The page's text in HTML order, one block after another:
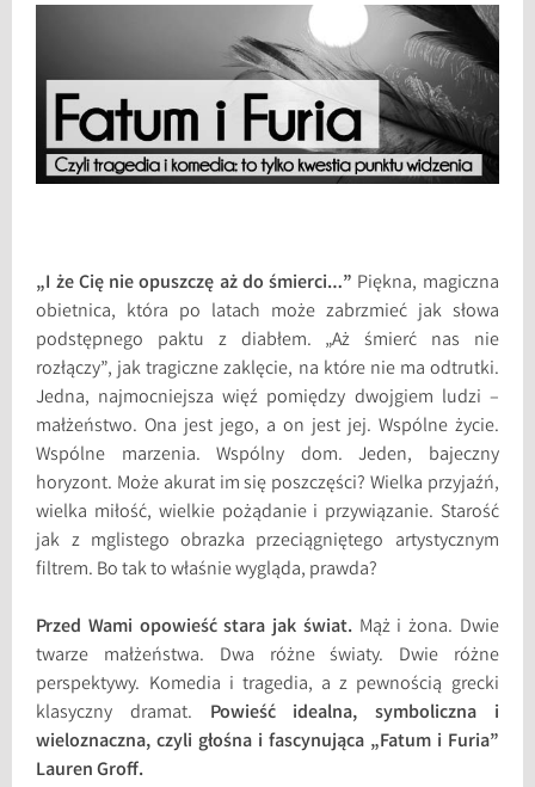
„I że Cię nie opuszczę aż do śmierci…” Piękna, magiczna
obietnica, która po latach może zabrzmieć jak słowa
podstępnego paktu z diabłem. „Aż śmierć nas nie
rozłączy”, jak tragiczne zaklęcie, na które nie ma odtrutki.
Jedna, najmocniejsza więź pomiędzy dwojgiem ludzi –
małżeństwo. Ona jest jego, a on jest jej. Wspólne życie.
Wspólne marzenia. Wspólny dom. Jeden, bajeczny
horyzont. Może akurat im się poszczęści? Wielka przyjaźń,
wielka miłość, wielkie pożądanie i przywiązanie. Starość
jak z mglistego obrazka przeciągniętego artystycznym
filtrem. Bo tak to właśnie wygląda, prawda?
Przed Wami opowieść stara jak świat.Mąż i żona. Dwie
twarze małżeństwa. Dwa różne światy. Dwie różne
perspektywy. Komedia i tragedia, a z pewnością grecki
klasyczny dramat. Powieść idealna, symboliczna i
wieloznaczna, czyli głośna i fascynująca „Fatum i Furia”
Lauren Groff.